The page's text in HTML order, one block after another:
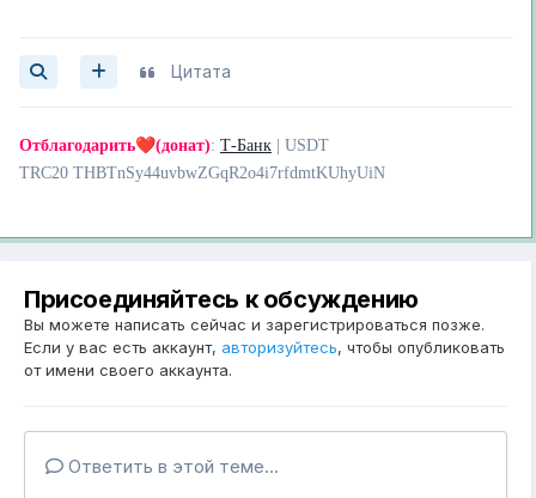
Цитата
Отблагодарить❤️(донат): Т-Банк | USDT
TRC20 THBTnSy44uvbwZGqR2o4i7rfdmtKUhyUiN
Присоединяйтесь к обсуждению
Вы можете написать сейчас и зарегистрироваться позже.
Если у вас есть аккаунт, авторизуйтесь, чтобы опубликовать
от имени своего аккаунта.
Ответить в этой теме...